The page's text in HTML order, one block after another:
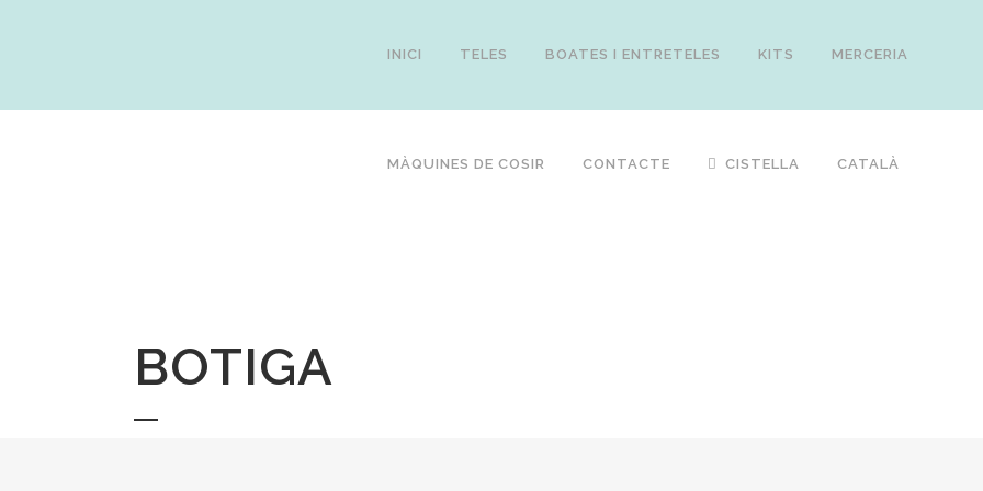
INICI TELES BOATES I ENTRETELES KITS MERCERIA
MÀQUINES DE COSIR CONTACTE CISTELLA CATALÀ
BOTIGA